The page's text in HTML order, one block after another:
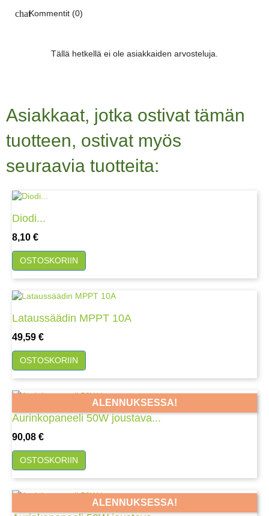
Kommentit (0)
Tällä hetkellä ei ole asiakkaiden arvosteluja.
Asiakkaat, jotka ostivat tämän
tuotteen, ostivat myös
seuraavia tuotteita:
Diodi...
Hinta
8,10 €
OSTOSKORIIN
Lataussäädin MPPT 10A
Hinta
49,59 €
OSTOSKORIIN
Aurinkopaneeli 50W joustava...
Hinta
90,08 €
ALENNUKSESSA!
OSTOSKORIIN
ALENNUKSESSA!